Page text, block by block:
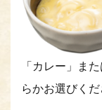
「カレー」ま
らかお選びくだ